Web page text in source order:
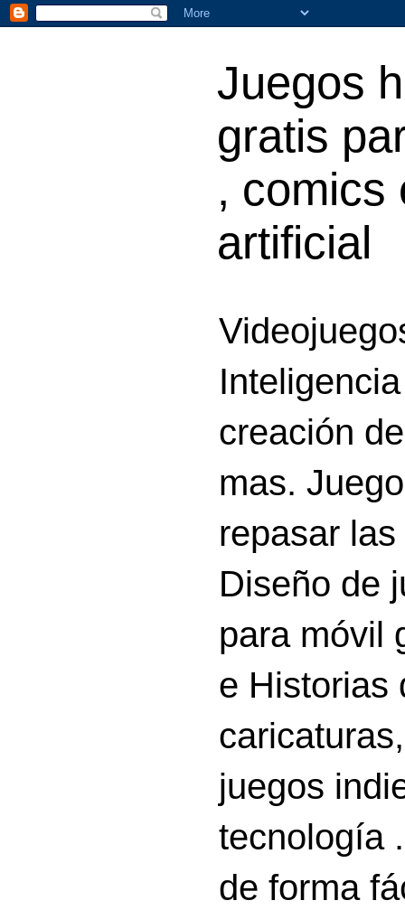
Juegos
gratis
, comics
artificial
creación
mas.
repasar
Diseño de
para móvil
e Historias
juegos
tecnología
de forma